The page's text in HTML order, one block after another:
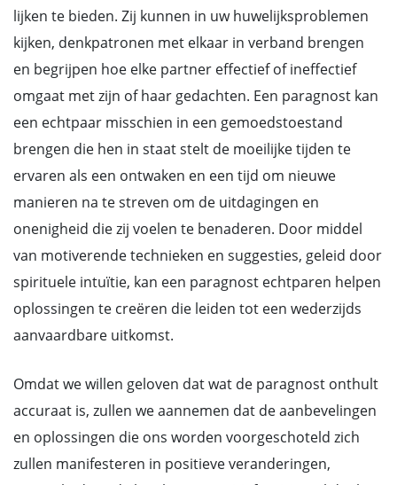
lijken te bieden. Zij kunnen in uw huwelijksproblemen
kijken, denkpatronen met elkaar in verband brengen
en begrijpen hoe elke partner effectief of ineffectief
omgaat met zijn of haar gedachten. Een paragnost kan
een echtpaar misschien in een gemoedstoestand
brengen die hen in staat stelt de moeilijke tijden te
ervaren als een ontwaken en een tijd om nieuwe
manieren na te streven om de uitdagingen en
onenigheid die zij voelen te benaderen. Door middel
van motiverende technieken en suggesties, geleid door
spirituele intuïtie, kan een paragnost echtparen helpen
oplossingen te creëren die leiden tot een wederzijds
aanvaardbare uitkomst.
Omdat we willen geloven dat wat de paragnost onthult
accuraat is, zullen we aannemen dat de aanbevelingen
en oplossingen die ons worden voorgeschoteld zich
zullen manifesteren in positieve veranderingen,